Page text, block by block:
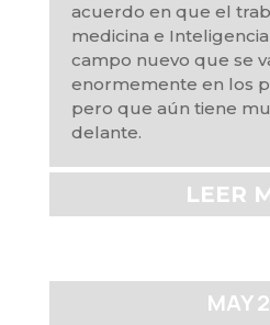
acuerdo en que el
medicina e
campo nuevo que se
enormemente en los
pero que aún tiene
delante.
LEER
MAY